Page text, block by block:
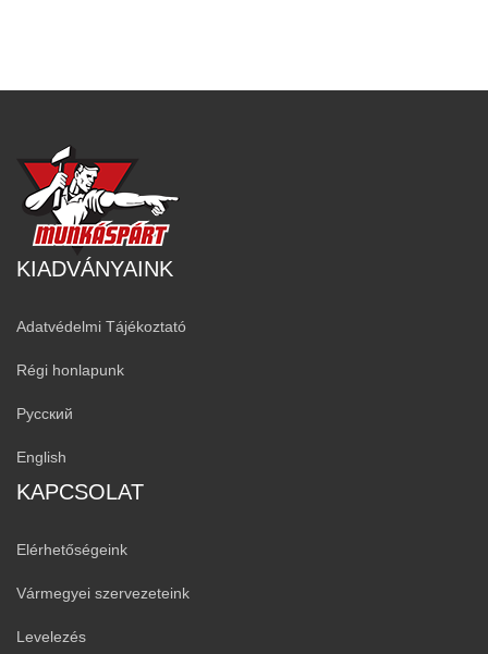
KIADVÁNYAINK
Adatvédelmi Tájékoztató
Régi honlapunk
Русский
English
KAPCSOLAT
Elérhetőségeink
Vármegyei szervezeteink
Levelezés